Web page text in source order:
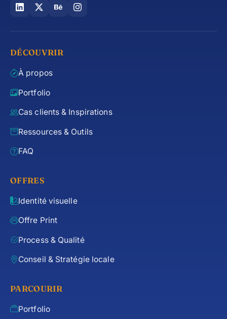
DÉCOUVRIR
À propos
Portfolio
Cas clients & Inspirations
Ressources & Outils
FAQ
OFFRES
Identité visuelle
Offre Print
Process & Qualité
Conseil & Stratégie locale
PARCOURIR
Portfolio